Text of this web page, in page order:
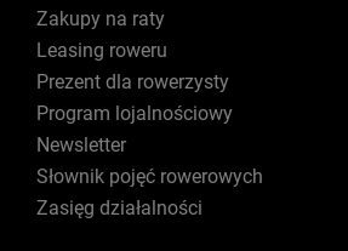
Zakupy na raty
Leasing roweru
Prezent dla rowerzysty
Program lojalnościowy
Newsletter
Słownik pojęć rowerowych
Zasięg działalności